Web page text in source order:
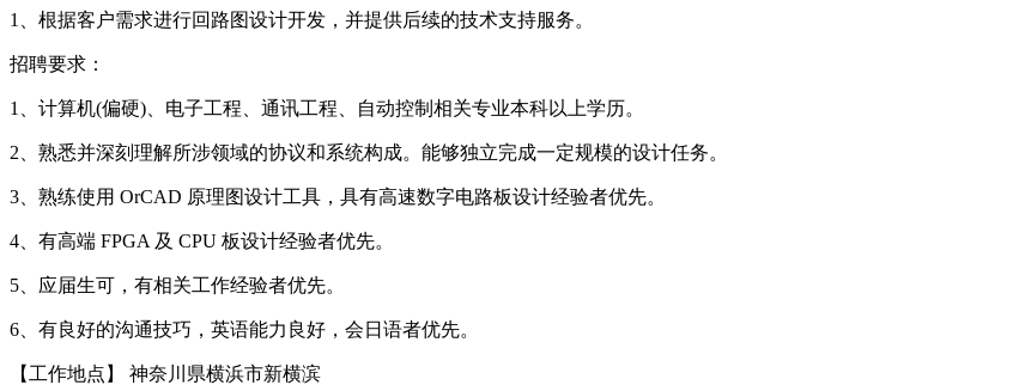
1、根据客户需求进行回路图设计开发，并提供后续的技术支持服务。
招聘要求：
1、计算机(偏硬)、电子工程、通讯工程、自动控制相关专业本科以上学历。
2、熟悉并深刻理解所涉领域的协议和系统构成。能够独立完成一定规模的设计任务。
3、熟练使用 OrCAD 原理图设计工具，具有高速数字电路板设计经验者优先。
4、有高端 FPGA 及 CPU 板设计经验者优先。
5、应届生可，有相关工作经验者优先。
6、有良好的沟通技巧，英语能力良好，会日语者优先。
【工作地点】 神奈川県横浜市新横滨